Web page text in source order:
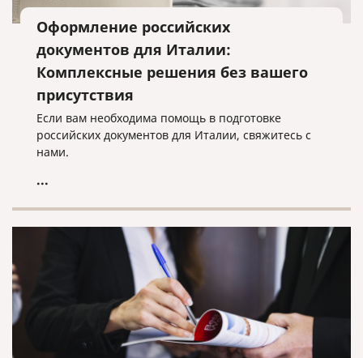
Оформление российских
документов для Италии:
Комплексные решения без вашего
присутствия
Если вам необходима помощь в подготовке
российских документов для Италии, свяжитесь с
нами.
...